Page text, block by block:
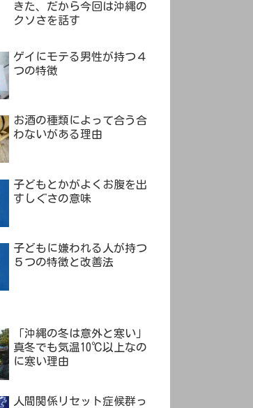
きた、だから今回は沖縄の
クソさを話す
ゲイにモテる男性が持つ４
つの特徴
お酒の種類によって合う合
わないがある理由
子どもとかがよくお腹を出
すしぐさの意味
子どもに嫌われる人が持つ
５つの特徴と改善法
「沖縄の冬は意外と寒い」
真冬でも気温10℃以上なの
に寒い理由
人間関係リセット症候群っ